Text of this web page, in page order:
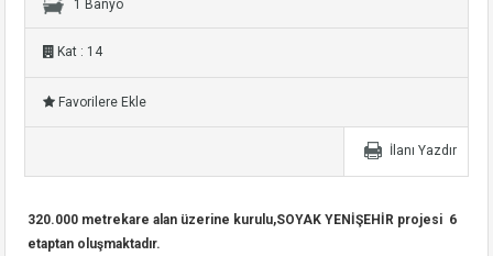
1 Banyo
Kat : 14
Favorilere Ekle
İlanı Yazdır
320.000 metrekare alan üzerine kurulu,SOYAK YENİŞEHİR projesi 6
etaptan oluşmaktadır.